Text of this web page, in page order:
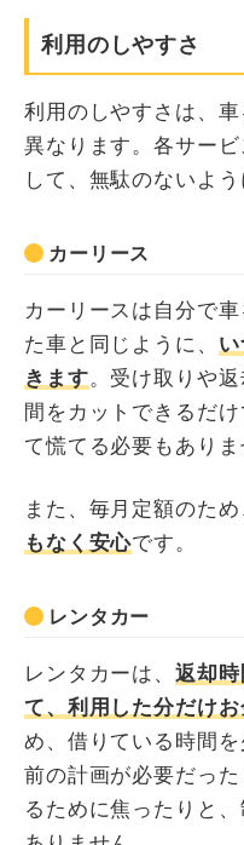
利用のしやすさ
利用のしやすさは、
異なります。各サー
して、無駄のないよう
カーリース
カーリースは自分で
た車と同じように、
きます。受け取りや
間をカットできるだ
て慌てる必要もありま
また、毎月定額のた
もなく安心です。
レンタカー
レンタカーは、 返却
て、利用した分だけ
め、借りている時間
前の計画が必要だっ
るために焦ったりと